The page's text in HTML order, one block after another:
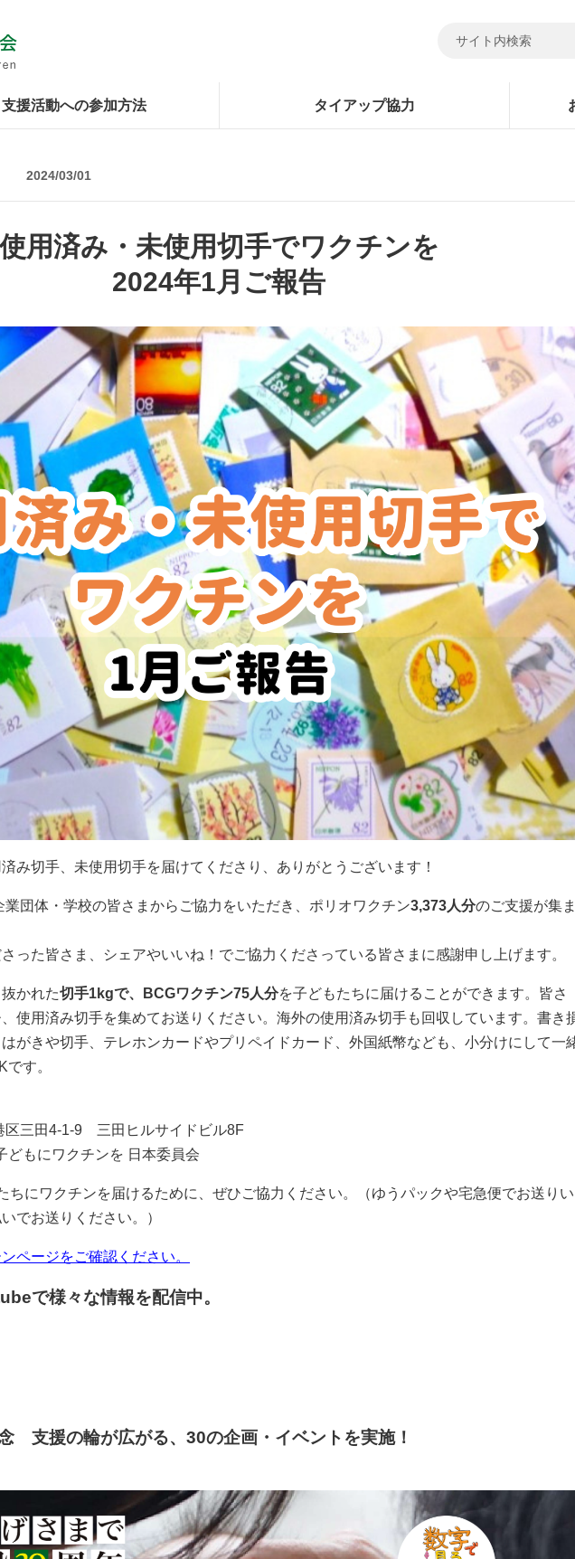
支援活動への参加方法 タイアップ協力
2024/03/01
用済み・未使用切手でワクチンを
2024年1月ご報告
み切手、未使用切手を届けてくださり、ありがとうございます！
業団体・学校の皆さまからご協力をいただき、ポリオワクチン3,373人分のご支援が集ま
った皆さま、シェアやいいね！でご協力くださっている皆さまに感謝申し上げます。
かれた切手1kgで、BCGワクチン75人分を子どもたちに届けることができます。皆さ
使用済み切手を集めてお送りください。海外の使用済み切手も回収しています。書き
がきや切手、テレホンカードやプリペイドカード、外国紙幣なども、小分けにして一
す。
三田4-1-9 三田ヒルサイドビル8F
どもにワクチンを 日本委員会
ちにワクチンを届けるために、ぜひご協力ください。（ゆうパックや宅急便でお送りい
でお送りください。）
ページをご確認ください。
で様々な情報を配信中。
支援の輪が広がる、30の企画・イベントを実施！